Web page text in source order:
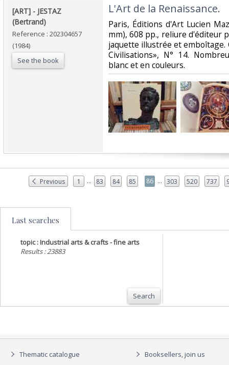
‎[ART] - JESTAZ
(Bertrand)‎
Reference : 202304657
(1984)
See the book
‎L'Art de la Renaissance. ‎
‎Paris, Éditions d'Art Lucien
mm), 608 pp., reliure d'éditeur
jaquette illustrée et emboîtage.
Civilisations», N° 14.
blanc et en couleurs.‎
Previous 1 ... 83 84 85 86 ... 303 520 737
Last searches
topic : Industrial arts & crafts - fine arts
Results : 23883
Search
Thematic catalogue
Booksellers, join us